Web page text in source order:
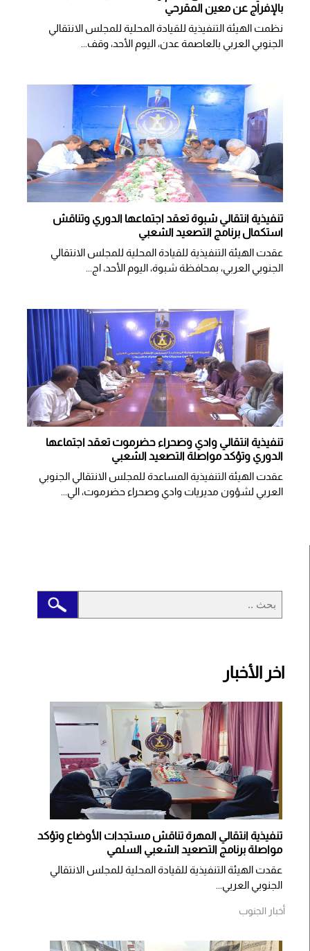
بالإفراج عن معين المقرحي
نظمت الهيئة التنفيذية للقيادة المحلية للمجلس الانتقالي
الجنوبي العربي بالعاصمة عدن، اليوم الأحد، وقف...
تنفيذية انتقالي شبوة تعقد اجتماعها الدوري وتناقش
استكمال برنامج التصعيد الشعبي
عقدت الهيئة التنفيذية للقيادة المحلية للمجلس الانتقالي
الجنوبي العربي، بمحافظة شبوة، اليوم الأحد، اج...
تنفيذية انتقالي وادي وصحراء حضرموت تعقد اجتماعها
الدوري وتؤكد مواصلة التصعيد الشعبي
عقدت الهيئة التنفيذية المساعدة للمجلس الانتقالي الجنوبي
العربي لشؤون مديريات وادي وصحراء حضرموت، الي...
اخر الأخبار
تنفيذية انتقالي المهرة تناقش مستجدات الأوضاع وتؤكد
مواصلة برنامج التصعيد الشعبي السلمي
عقدت الهيئة التنفيذية للقيادة المحلية للمجلس الانتقالي
الجنوبي العربي...
أخبار الجنوب